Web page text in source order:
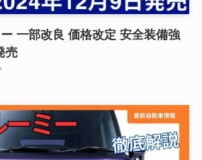
一部改良 価格改定 安全装備強
売